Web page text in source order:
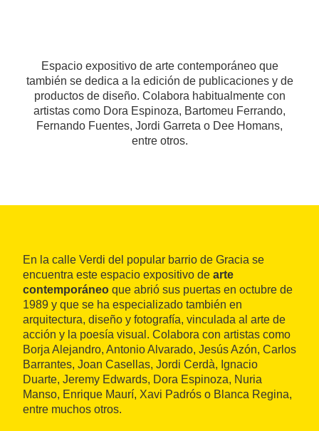
Espacio expositivo de arte contemporáneo que
también se dedica a la edición de publicaciones y de
productos de diseño. Colabora habitualmente con
artistas como Dora Espinoza, Bartomeu Ferrando,
Fernando Fuentes, Jordi Garreta o Dee Homans,
entre otros.
En la calle Verdi del popular barrio de Gracia se
encuentra este espacio expositivo de arte
contemporáneo que abrió sus puertas en octubre de
1989 y que se ha especializado también en
arquitectura, diseño y fotografía, vinculada al arte de
acción y la poesía visual. Colabora con artistas como
Borja Alejandro, Antonio Alvarado, Jesús Azón, Carlos
Barrantes, Joan Casellas, Jordi Cerdà, Ignacio
Duarte, Jeremy Edwards, Dora Espinoza, Nuria
Manso, Enrique Maurí, Xavi Padrós o Blanca Regina,
entre muchos otros.